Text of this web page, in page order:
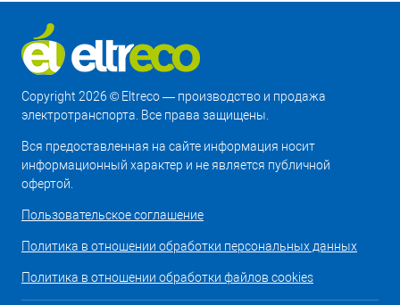
Copyright 2026 © Eltreco — производство и продажа
электротранспорта. Все права защищены.
Вся предоставленная на сайте информация носит
информационный характер и не является публичной
офертой.
Пользовательское соглашение
Политика в отношении обработки персональных данных
Политика в отношении обработки файлов cookies